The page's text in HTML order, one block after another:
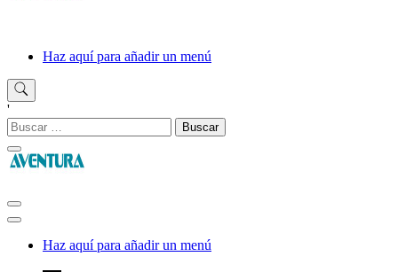
Haz aquí para añadir un menú
'
Buscar:
Haz aquí para añadir un menú